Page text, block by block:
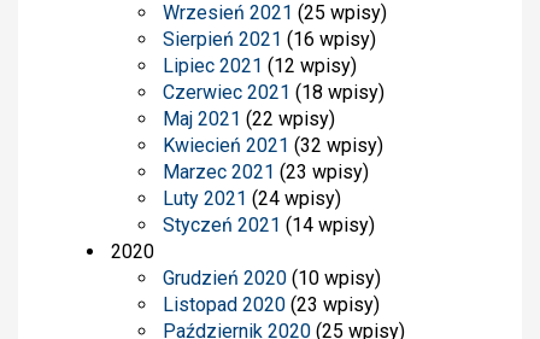
Wrzesień 2021 (25 wpisy)
Sierpień 2021 (16 wpisy)
Lipiec 2021 (12 wpisy)
Czerwiec 2021 (18 wpisy)
Maj 2021 (22 wpisy)
Kwiecień 2021 (32 wpisy)
Marzec 2021 (23 wpisy)
Luty 2021 (24 wpisy)
Styczeń 2021 (14 wpisy)
2020
Grudzień 2020 (10 wpisy)
Listopad 2020 (23 wpisy)
Październik 2020 (25 wpisy)